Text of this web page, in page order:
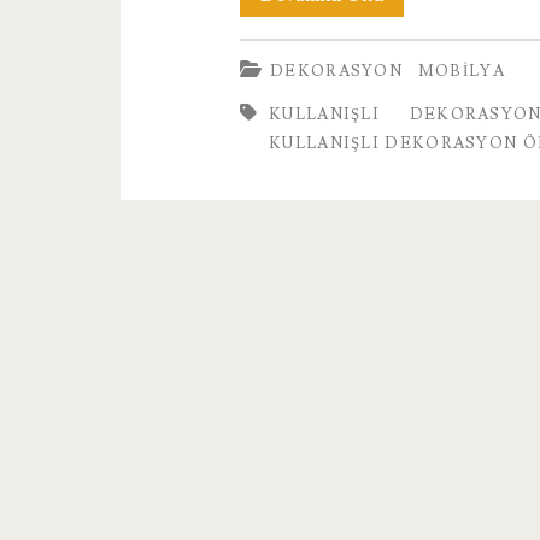
Dairelerde
Kullanışlı
Dekorasyon
DEKORASYON MOBILYA
KULLANIŞLI
KULLANIŞLI DEKORASYON